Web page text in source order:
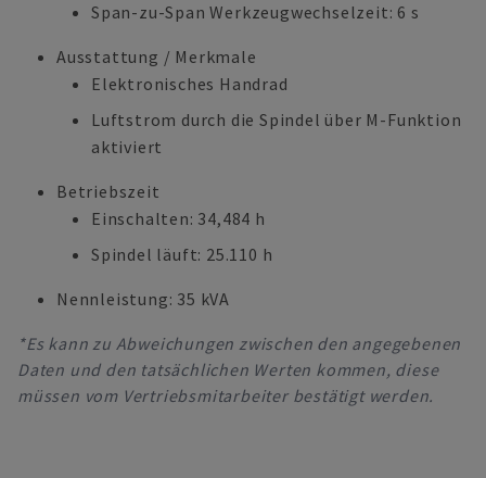
Span-zu-Span Werkzeugwechselzeit: 6 s
Ausstattung / Merkmale
Elektronisches Handrad
Luftstrom durch die Spindel über M-Funktion
aktiviert
Betriebszeit
Einschalten: 34,484 h
Spindel läuft: 25.110 h
Nennleistung: 35 kVA
*Es kann zu Abweichungen zwischen den angegebenen
Daten und den tatsächlichen Werten kommen, diese
müssen vom Vertriebsmitarbeiter bestätigt werden.